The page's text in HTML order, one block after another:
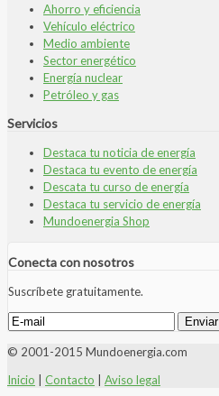
Ahorro y eficiencia
Vehículo eléctrico
Medio ambiente
Sector energético
Energía nuclear
Petróleo y gas
Servicios
Destaca tu noticia de energía
Destaca tu evento de energía
Descata tu curso de energía
Destaca tu servicio de energía
Mundoenergia Shop
Conecta con nosotros
Suscríbete gratuitamente.
© 2001-2015 Mundoenergia.com
Inicio
Contacto Aviso legal